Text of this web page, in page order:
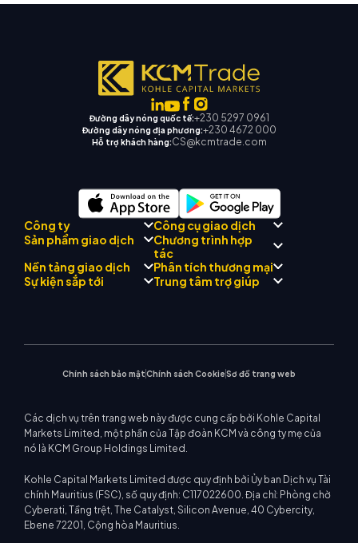
Đường dây nóng quốc tế:+230 5297 0961
Đường dây nóng địa phương:+230 4672 000
Hỗ trợ khách hàng:CS@kcmtrade.com
Công ty
Giới thiệu về
Đội
Drift
Triết lý công ty
Công cụ giao dịch
Cố vấn AI thương mại KCM
Trung tâm tín hiệu thương
mại KCM
Lịch kinh tế
Sản phẩm giao dịch
Forex
Kim loại quý
Năng lượng
Chương trình hợp
tác
Giới thiệu Chương trình môi
Nền tảng giao dịch
MetaTrader 4
Phân tích thương mại
Nhóm phân tích thị trường
Sự kiện sắp tới Trung tâm trợ giúp
Chính sách bảo mậtChính sách CookieSơ đồ trang web
Các dịch vụ trên trang web này được cung cấp bởi Kohle Capital
Markets Limited, một phần của Tập đoàn KCM và công ty mẹ của
nó là KCM Group Holdings Limited.
Kohle Capital Markets Limited được quy định bởi Ủy ban Dịch vụ Tài
chính Mauritius (FSC), số quy định: C117022600. Địa chỉ: Phòng chờ
Cyberati, Tầng trệt, The Catalyst, Silicon Avenue, 40 Cybercity,
Ebene 72201, Cộng hòa Mauritius.